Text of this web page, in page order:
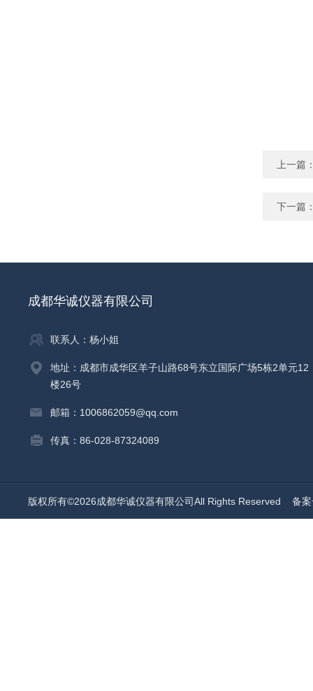
上一篇
下一篇
成都华诚仪器有限公司
联系人：杨小姐
地址：成都市成华区羊子山路68号东立国际广场5栋2单元12
楼26号
邮箱：1006862059@qq.com
传真：86-028-87324089
版权所有©2026成都华诚仪器有限公司All Rights Reserved 备